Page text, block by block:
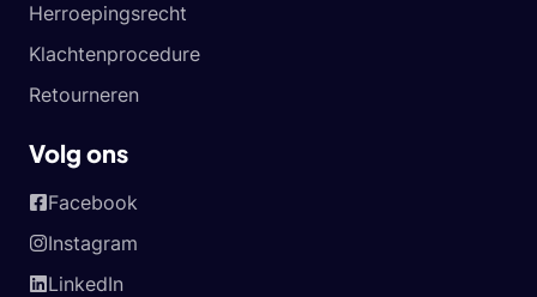
Herroepingsrecht
Klachtenprocedure
Retourneren
Volg ons
Facebook
Instagram
LinkedIn